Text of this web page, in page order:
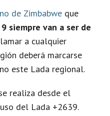
de Zimbabwe que
siempre van a ser de
a cualquier
deberá marcarse
este Lada regional.
realiza desde el
del Lada +2639.